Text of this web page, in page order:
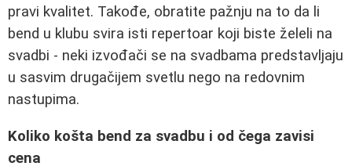
pravi kvalitet. Takođe, obratite pažnju na to da li
bend u klubu svira isti repertoar koji biste želeli na
svadbi - neki izvođači se na svadbama predstavljaju
u sasvim drugačijem svetlu nego na redovnim
nastupima.
Koliko košta bend za svadbu i od čega zavisi
cena